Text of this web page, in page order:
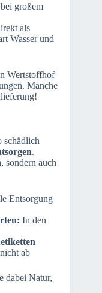
großem
als
Wasser und
Wertstoffhof
Manche
schädlich
.
sondern auch
Entsorgung
In den
ab
dabei Natur,